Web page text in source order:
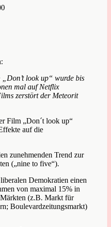
look up“ wurde bis
mal auf Netflix
zerstört der Meteorit
Film „Don´t look up“
auf die
zunehmenden Trend zur
(„nine to five“).
Demokratien einen
von maximal 15% in
(z.B. Markt für
Boulevardzeitungsmarkt)